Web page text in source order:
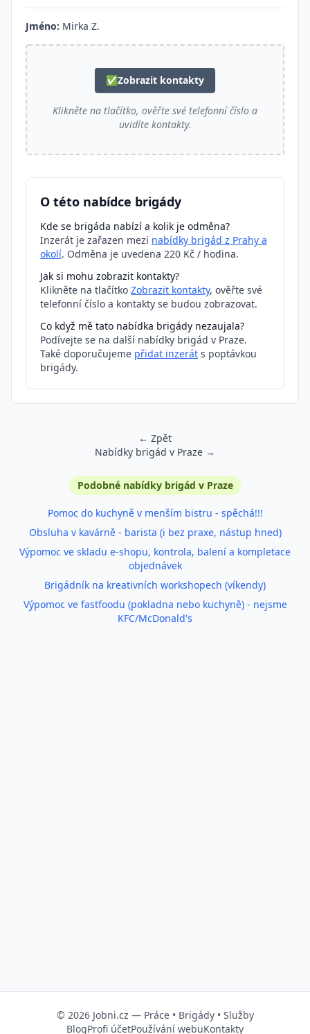
Jméno: Mirka Z.
✅Zobrazit kontakty
Klikněte na tlačítko, ověřte své telefonní číslo a
uvidíte kontakty.
O této nabídce brigády
Kde se brigáda nabízí a kolik je odměna?
Inzerát je zařazen mezi nabídky brigád z Prahy a
okolí. Odměna je uvedena 220 Kč / hodina.
Jak si mohu zobrazit kontakty?
Klikněte na tlačítko Zobrazit kontakty, ověřte své
telefonní číslo a kontakty se budou zobrazovat.
Co když mě tato nabídka brigády nezaujala?
Podívejte se na další nabídky brigád v Praze.
Také doporučujeme přidat inzerát s poptávkou
brigády.
← Zpět
Nabídky brigád v Praze →
Podobné inzerátyPodobné nabídky brigád v Praze
Pomoc do kuchyně v menším bistru - spěchá!!!
Obsluha v kavárně - barista (i bez praxe, nástup hned)
Výpomoc ve skladu e-shopu, kontrola, balení a kompletace
objednávek
Brigádník na kreativních workshopech (víkendy)
Výpomoc ve fastfoodu (pokladna nebo kuchyně) - nejsme
KFC/McDonald's
© 2026 Jobni.cz — Práce• Brigády• Služby
BlogProfi účetPoužívání webuKontakty